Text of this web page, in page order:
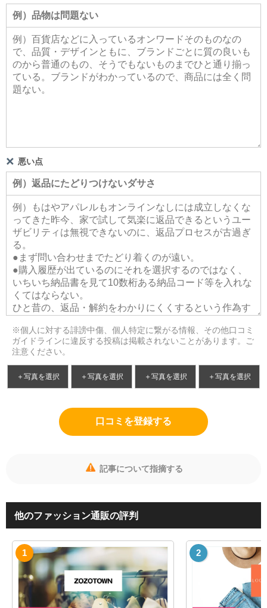
悪い点
※個人に対する誹謗中傷、個人特定に繋がる情報、その他口コミ
ガイドラインに違反する投稿は掲載されないことがあります。ご
注意ください。
＋写真を選択 ＋写真を選択 ＋写真を選択 ＋写真を選択
口コミを登録する
記事について指摘する
他のファッション通販の評判